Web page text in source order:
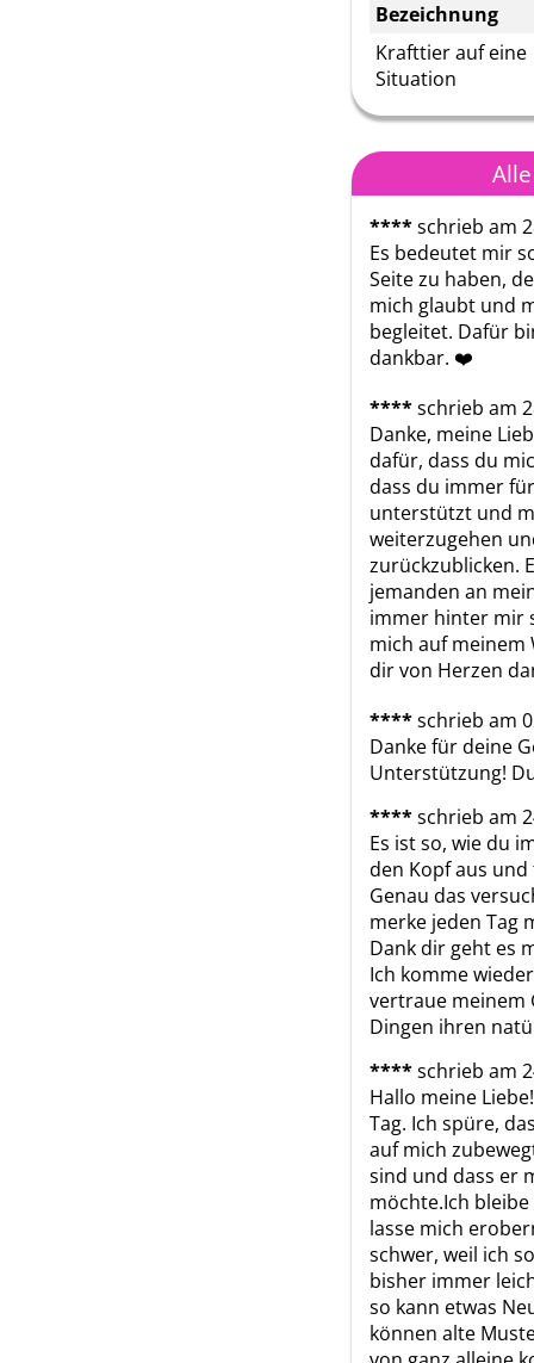
Bezeichnung
Krafttier auf eine
Situation
****schrieb am
Es bedeutet mir
Seite zu haben,
mich glaubt und
begleitet. Dafür
dankbar. ❤️
****schrieb am
Danke, meine
dafür, dass du
dass du immer
unterstützt und
weiterzugehen
zurückzublicken.
jemanden an
immer hinter mir
mich auf meinem
dir von Herzen
****schrieb am
Danke für deine
Unterstützung!
****schrieb am
Es ist so, wie du
den Kopf aus
Genau das
merke jeden Tag
Dank dir geht es
Ich komme
vertraue meinem
Dingen ihren
****schrieb am
Hallo meine
Tag. Ich spüre,
auf mich
sind und dass er
möchte.Ich
lasse mich
schwer, weil ich
bisher immer
so kann etwas
können alte